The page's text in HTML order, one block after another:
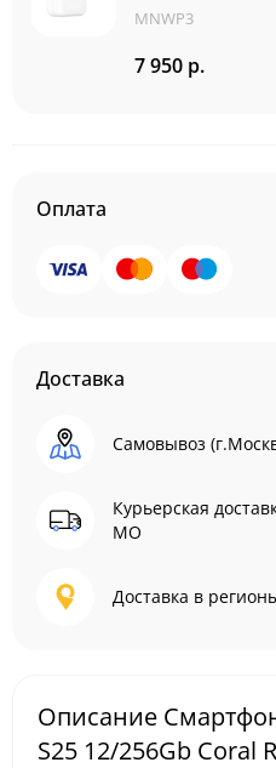
MNWP3
7 950 р.
Оплата
Доставка
Самовывоз
Курьерская
МО
Доставка в
Описание
S25 12/256Gb Coral